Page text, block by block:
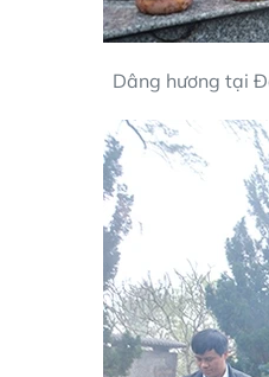
Dâng hương tại